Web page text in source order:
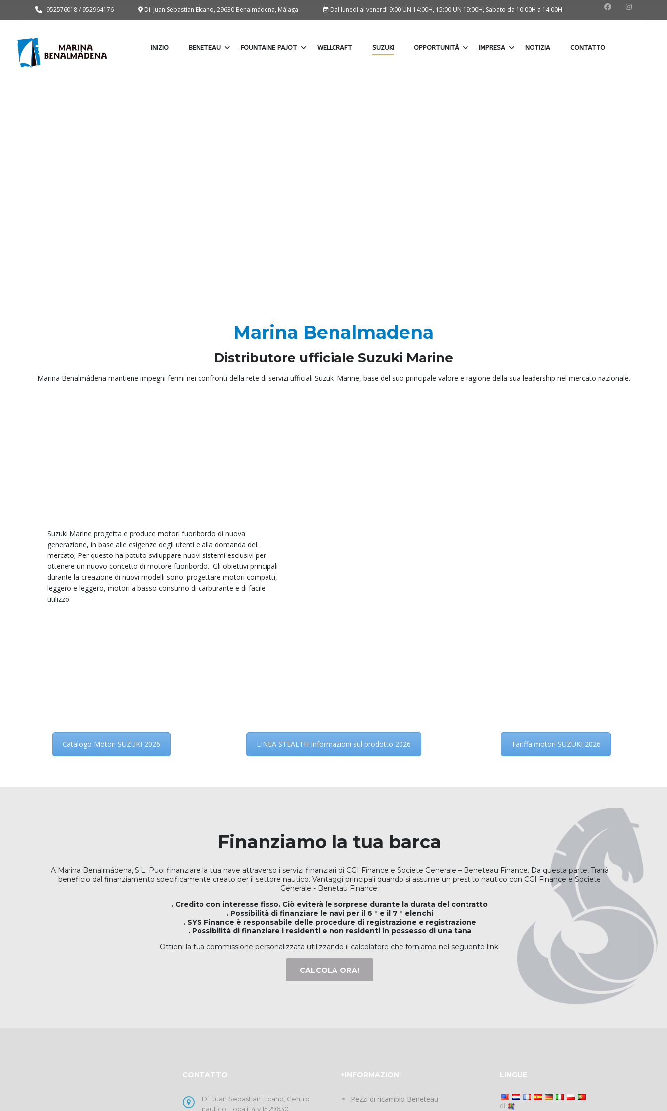
Dal lunedì al venerdì 9:00 UN 14:00H, 15:00 UN 19:00H, Sabato da 10:00H a 14:00H
Di. Juan Sebastian Elcano, 29630 Benalmádena, Málaga
952576018 / 952964176
INIZIO BENETEAU FOUNTAINE PAJOT WELLCRAFT SUZUKI OPPORTUNITÀ IMPRESA NOTIZIA CONTATTO
Marina Benalmadena
Distributore ufficiale Suzuki Marine
Marina Benalmádena mantiene impegni fermi nei confronti della rete di servizi ufficiali Suzuki Marine, base del suo principale valore e ragione della sua leadership nel mercato nazionale.
Suzuki Marine progetta e produce motori fuoribordo di nuova
generazione, in base alle esigenze degli utenti e alla domanda del
mercato; Per questo ha potuto sviluppare nuovi sistemi esclusivi per
ottenere un nuovo concetto di motore fuoribordo.. Gli obiettivi principali
durante la creazione di nuovi modelli sono: progettare motori compatti,
leggero e leggero, motori a basso consumo di carburante e di facile
utilizzo.
Catalogo Motori SUZUKI 2026 LINEA STEALTH Informazioni sul prodotto 2026 Tariffa motori SUZUKI 2026
Finanziamo la tua barca
A Marina Benalmádena, S.L. Puoi finanziare la tua nave attraverso i servizi finanziari di CGI Finance e Societe Generale – Beneteau Finance. Da questa parte, Trarrà
beneficio dal finanziamento specificamente creato per il settore nautico. Vantaggi principali quando si assume un prestito nautico con CGI Finance e Societe
Generale - Benetau Finance:
. Credito con interesse fisso. Ciò eviterà le sorprese durante la durata del contratto
. Possibilità di finanziare le navi per il 6 ° e il 7 ° elenchi
. SYS Finance è responsabile delle procedure di registrazione e registrazione
. Possibilità di finanziare i residenti e non residenti in possesso di una tana
Ottieni la tua commissione personalizzata utilizzando il calcolatore che forniamo nel seguente link:
CALCOLA ORA!
CONTATTO
Di. Juan Sebastian Elcano, Centro
nautico, Locali 14 y 15 29630
+INFORMAZIONI
Pezzi di ricambio Beneteau
LINGUE
di